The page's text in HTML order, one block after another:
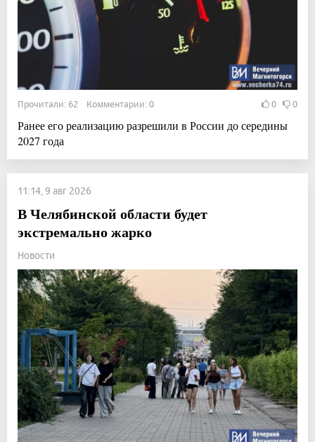
Прочитали: 62 Комментарии: 0 0 0
Ранее его реализацию разрешили в России до середины
2027 года
11:14, 9 авг 2026
В Челябинской области будет
экстремально жарко
Новости